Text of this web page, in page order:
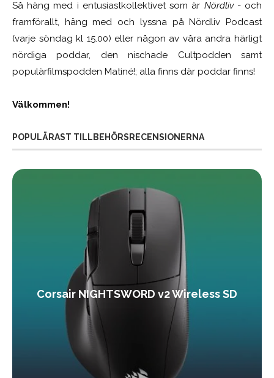
Så häng med i entusiastkollektivet som är Nördliv- och
framförallt, häng med och lyssna på Nördliv Podcast
(varje söndag kl 15.00) eller någon av våra andra härligt
nördiga poddar, den nischade Cultpodden samt
populärfilmspodden Matiné!; alla finns där poddar finns!
Välkommen!
POPULÄRAST TILLBEHÖRSRECENSIONERNA
Corsair NIGHTSWORD v2 Wireless SD